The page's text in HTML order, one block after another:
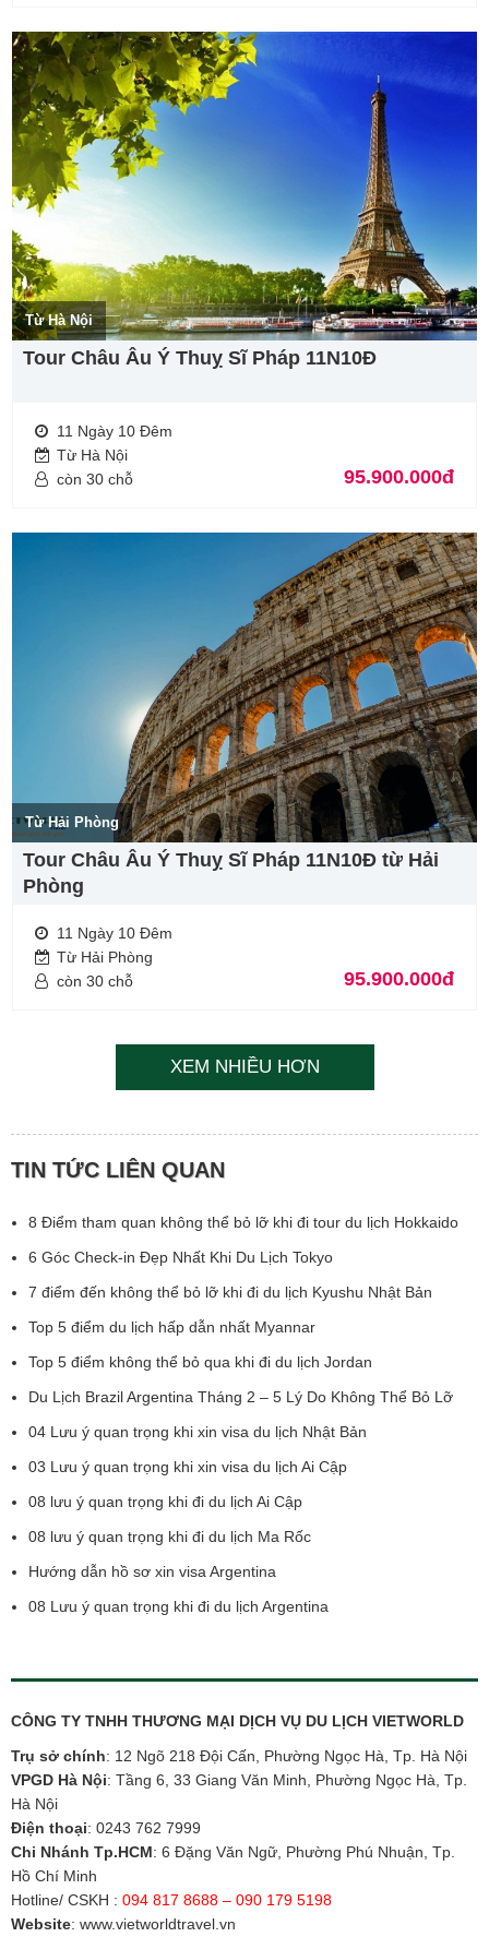
Từ Hà Nội
Tour Châu Âu Ý Thuỵ Sĩ Pháp 11N10Đ
11 Ngày 10 Đêm
Từ Hà Nội
còn 30 chỗ
95.900.000đ
Từ Hải Phòng
Tour Châu Âu Ý Thuỵ Sĩ Pháp 11N10Đ từ Hải
Phòng
11 Ngày 10 Đêm
Từ Hải Phòng
còn 30 chỗ
95.900.000đ
XEM NHIỀU HƠN
TIN TỨC LIÊN QUAN
8 Điểm tham quan không thể bỏ lỡ khi đi tour du lịch Hokkaido
6 Góc Check-in Đẹp Nhất Khi Du Lịch Tokyo
7 điểm đến không thể bỏ lỡ khi đi du lịch Kyushu Nhật Bản
Top 5 điểm du lịch hấp dẫn nhất Myannar
Top 5 điểm không thể bỏ qua khi đi du lịch Jordan
Du Lịch Brazil Argentina Tháng 2 – 5 Lý Do Không Thể Bỏ Lỡ
04 Lưu ý quan trọng khi xin visa du lịch Nhật Bản
03 Lưu ý quan trọng khi xin visa du lịch Ai Cập
08 lưu ý quan trọng khi đi du lịch Ai Cập
08 lưu ý quan trọng khi đi du lịch Ma Rốc
Hướng dẫn hồ sơ xin visa Argentina
08 Lưu ý quan trọng khi đi du lịch Argentina
CÔNG TY TNHH THƯƠNG MẠI DỊCH VỤ DU LỊCH VIETWORLD
Trụ sở chính: 12 Ngõ 218 Đội Cấn, Phường Ngọc Hà, Tp. Hà Nội
VPGD Hà Nội: Tầng 6, 33 Giang Văn Minh, Phường Ngọc Hà, Tp.
Hà Nội
Điện thoại: 0243 762 7999
Chi Nhánh Tp.HCM: 6 Đặng Văn Ngữ, Phường Phú Nhuận, Tp.
Hồ Chí Minh
Hotline/ CSKH : 094 817 8688 – 090 179 5198
Website: www.vietworldtravel.vn